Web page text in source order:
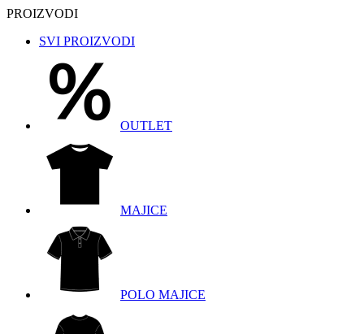
PROIZVODI
SVI PROIZVODI
OUTLET
MAJICE
POLO MAJICE